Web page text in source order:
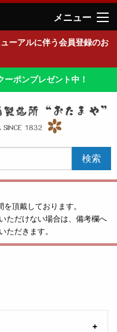
メニュー
ーアルに伴う会員登録のお
ポンプレゼント中！
を頂戴しております。
ただけない場合は、備考欄へ
ただきます。